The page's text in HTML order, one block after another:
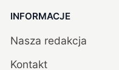
INFORMACJE
Nasza redakcja
Kontakt